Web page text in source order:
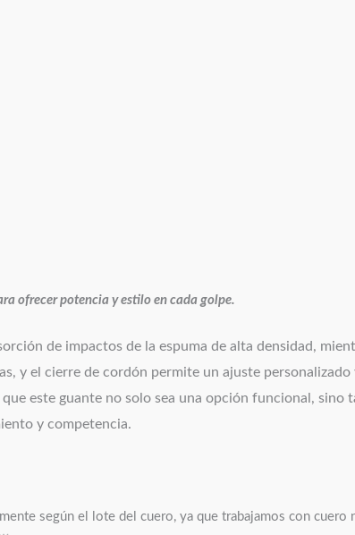
ofrecer potencia y estilo en cada golpe.
de impactos de la espuma de alta densidad,
y el cierre de cordón permite un ajuste
este guante no solo sea una opción funcional, sino
y competencia.
según el lote del cuero, ya que trabajamos con cuero